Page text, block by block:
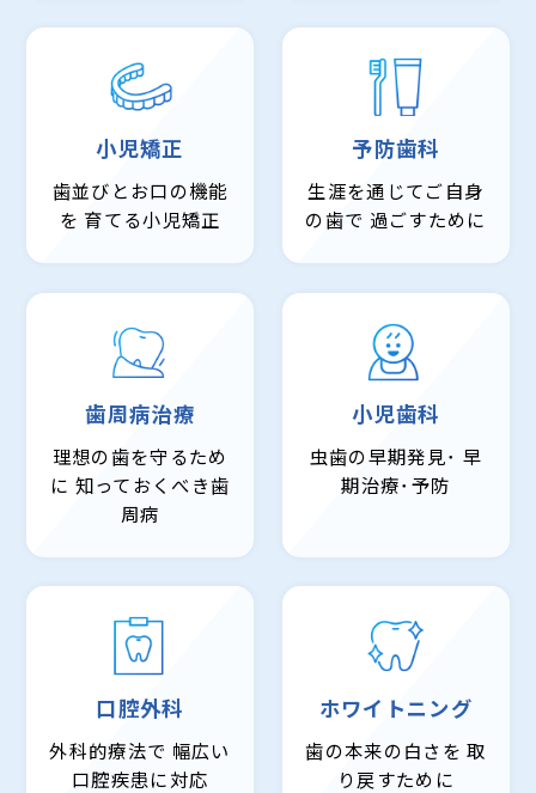
小児矯正
歯並びとお口の機能
を 育てる小児矯正
予防歯科
生涯を通じてご自身
の歯で 過ごすために
歯周病治療
理想の歯を守るため
に 知っておくべき歯
周病
小児歯科
虫歯の早期発見･ 早
期治療･予防
口腔外科
外科的療法で 幅広い
口腔疾患に対応
ホワイトニング
歯の本来の白さを 取
り戻すために